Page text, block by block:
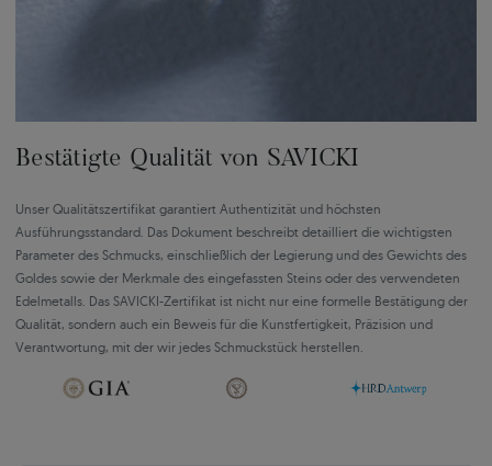
Bestätigte Qualität von SAVICKI
Unser Qualitätszertifikat garantiert Authentizität und höchsten
Ausführungsstandard. Das Dokument beschreibt detailliert die wichtigsten
Parameter des Schmucks, einschließlich der Legierung und des Gewichts des
Goldes sowie der Merkmale des eingefassten Steins oder des verwendeten
Edelmetalls. Das SAVICKI-Zertifikat ist nicht nur eine formelle Bestätigung der
Qualität, sondern auch ein Beweis für die Kunstfertigkeit, Präzision und
Verantwortung, mit der wir jedes Schmuckstück herstellen.